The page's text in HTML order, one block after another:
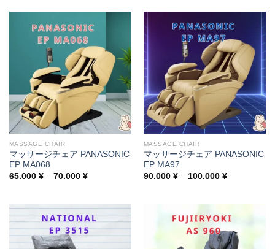
MASSAGE CHAIR
マッサージチェア PANASONIC
EP MA068
65.000 ¥ – 70.000 ¥Price
70.000 ¥
MASSAGE CHAIR
マッサージチェア PANASONIC
EP MA97
90.000 ¥ – 100.000 ¥Price